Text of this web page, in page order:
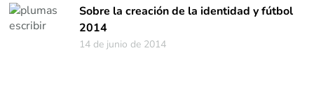
Sobre la creación de la identidad y fútbol
2014
14 de junio de 2014